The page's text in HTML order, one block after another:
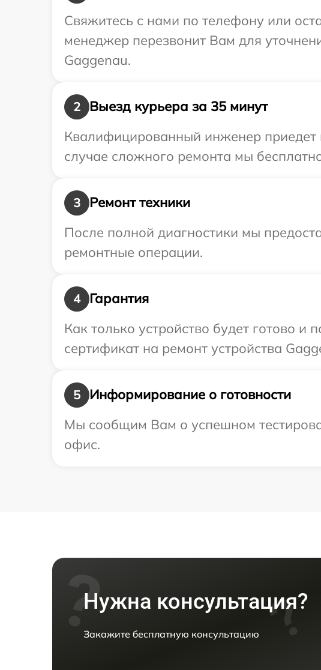
Свяжитесь с нами по телефону или
менеджер перезвонит Вам для
Gaggenau.
2
Выезд курьера за 35 минут
Квалифицированный инженер приедет
случае сложного ремонта мы
3
Ремонт техники
После полной диагностики мы
ремонтные операции.
4
Гарантия
Как только устройство будет готово
сертификат на ремонт устройства
5
Информирование о готовности
Мы сообщим Вам о успешном
офис.
Нужна консультация?
Закажите бесплатную консультацию